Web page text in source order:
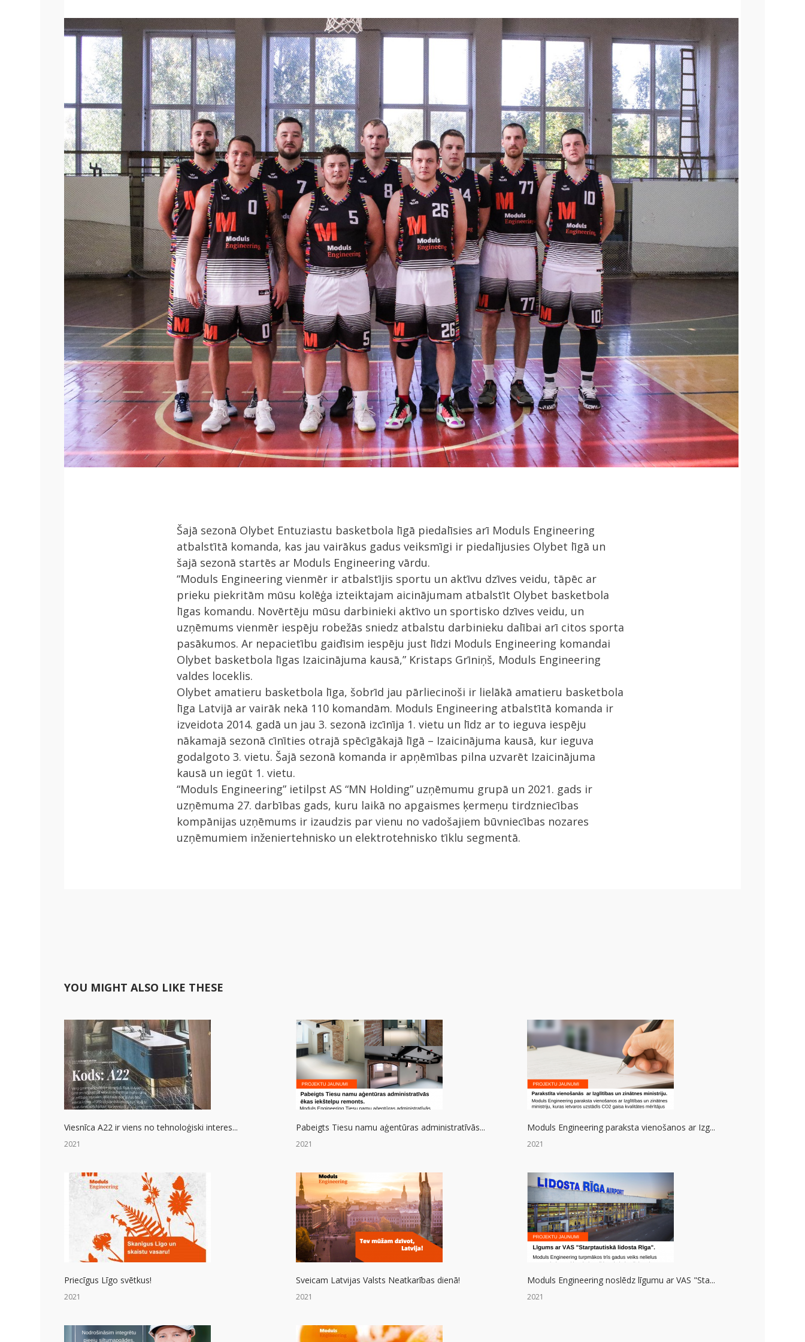
Šajā sezonā Olybet Entuziastu basketbola līgā piedalīsies arī Moduls Engineering
atbalstītā komanda, kas jau vairākus gadus veiksmīgi ir piedalījusies Olybet līgā un
šajā sezonā startēs ar Moduls Engineering vārdu.
“Moduls Engineering vienmēr ir atbalstījis sportu un aktīvu dzīves veidu, tāpēc ar
prieku piekritām mūsu kolēģa izteiktajam aicinājumam atbalstīt Olybet basketbola
līgas komandu. Novērtēju mūsu darbinieki aktīvo un sportisko dzīves veidu, un
uzņēmums vienmēr iespēju robežās sniedz atbalstu darbinieku dalībai arī citos sporta
pasākumos. Ar nepacietību gaidīsim iespēju just līdzi Moduls Engineering komandai
Olybet basketbola līgas Izaicinājuma kausā,” Kristaps Grīniņš, Moduls Engineering
valdes loceklis.
Olybet amatieru basketbola līga, šobrīd jau pārliecinoši ir lielākā amatieru basketbola
līga Latvijā ar vairāk nekā 110 komandām. Moduls Engineering atbalstītā komanda ir
izveidota 2014. gadā un jau 3. sezonā izcīnīja 1. vietu un līdz ar to ieguva iespēju
nākamajā sezonā cīnīties otrajā spēcīgākajā līgā – Izaicinājuma kausā, kur ieguva
godalgoto 3. vietu. Šajā sezonā komanda ir apņēmības pilna uzvarēt Izaicinājuma
kausā un iegūt 1. vietu.
“Moduls Engineering” ietilpst AS “MN Holding” uzņēmumu grupā un 2021. gads ir
uzņēmuma 27. darbības gads, kuru laikā no apgaismes ķermeņu tirdzniecības
kompānijas uzņēmums ir izaudzis par vienu no vadošajiem būvniecības nozares
uzņēmumiem inženiertehnisko un elektrotehnisko tīklu segmentā.
YOU MIGHT ALSO LIKE THESE
Viesnīca A22 ir viens no tehnoloģiski interes...
2021
Pabeigts Tiesu namu aģentūras administratīvās...
2021
Moduls Engineering paraksta vienošanos ar Izg...
2021
Priecīgus Līgo svētkus!
2021
Sveicam Latvijas Valsts Neatkarības dienā!
2021
Moduls Engineering noslēdz līgumu ar VAS "Sta...
2021